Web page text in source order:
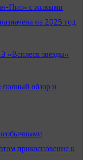
Пис» с живыми
на 2025 год
«Всплеск звезды»
обзор и
прикосновение к